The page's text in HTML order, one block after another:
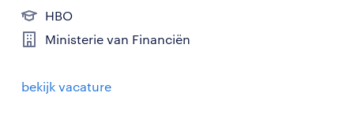
HBO
Ministerie van Financiën
bekijk vacature